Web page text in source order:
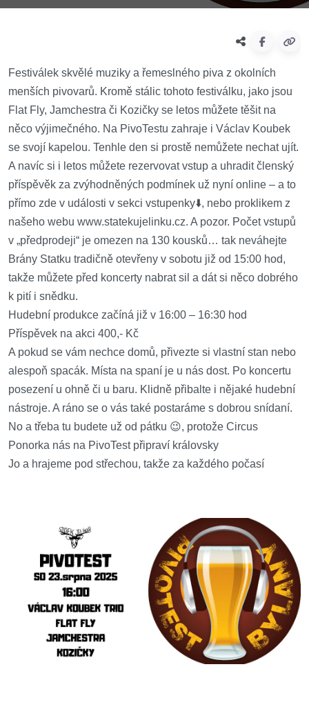
Festiválek skvělé muziky a řemeslného piva z okolních
menších pivovarů. Kromě stálic tohoto festiválku, jako jsou
Flat Fly, Jamchestra či Kozičky se letos můžete těšit na
něco výjimečného. Na PivoTestu zahraje i Václav Koubek
se svojí kapelou. Tenhle den si prostě nemůžete nechat ujít.
A navíc si i letos můžete rezervovat vstup a uhradit členský
příspěvěk za zvýhodněných podmínek už nyní online – a to
přímo zde v události v sekci vstupenky⬇️, nebo proklikem z
našeho webu www.statekujelinku.cz. A pozor. Počet vstupů
v „předprodeji“ je omezen na 130 kousků… tak neváhejte
Brány Statku tradičně otevřeny v sobotu již od 15:00 hod,
takže můžete před koncerty nabrat sil a dát si něco dobrého
k pití i snědku.
Hudební produkce začíná již v 16:00 – 16:30 hod
Příspěvek na akci 400,- Kč
A pokud se vám nechce domů, přivezte si vlastní stan nebo
alespoň spacák. Místa na spaní je u nás dost. Po koncertu
posezení u ohně či u baru. Klidně přibalte i nějaké hudební
nástroje. A ráno se o vás také postaráme s dobrou snídaní.
No a třeba tu budete už od pátku 😉, protože Circus
Ponorka nás na PivoTest připraví královsky
Jo a hrajeme pod střechou, takže za každého počasí